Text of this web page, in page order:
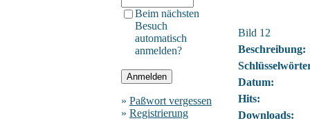
Beim nächsten
Besuch
automatisch
anmelden?
» Paßwort vergessen
» Registrierung
Bild 12
Beschreibung:
Datum:
Hits:
Downloads: